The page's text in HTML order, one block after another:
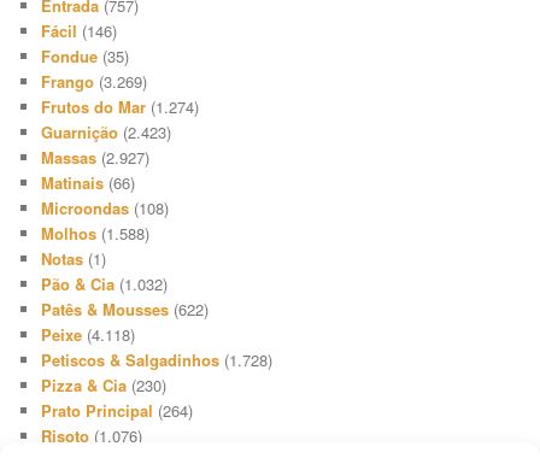
Entrada (757)
Fácil (146)
Fondue (35)
Frango (3.269)
Frutos do Mar (1.274)
Guarnição (2.423)
Massas (2.927)
Matinais (66)
Microondas (108)
Molhos (1.588)
Notas (1)
Pão & Cia (1.032)
Patês & Mousses (622)
Peixe (4.118)
Petiscos & Salgadinhos (1.728)
Pizza & Cia (230)
Prato Principal (264)
Risoto (1.076)